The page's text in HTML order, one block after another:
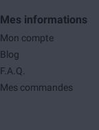
Mes informations
Mon compte
Blog
F.A.Q.
Mes commandes